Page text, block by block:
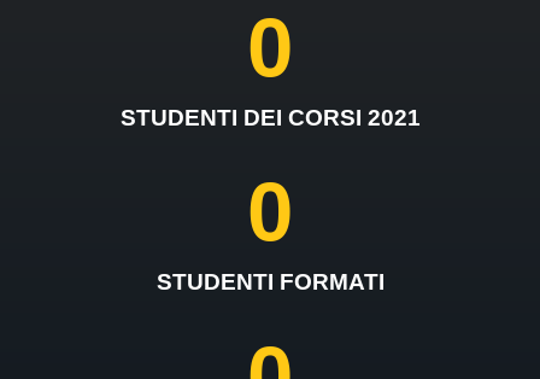
STUDENTI DEI CORSI 2021
0
STUDENTI FORMATI
0